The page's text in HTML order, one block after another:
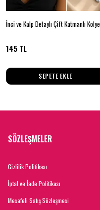
İnci ve Kalp Detaylı Çift Katmanlı Kolye
145 TL
SEPETE EKLE
SÖZLEŞMELER
Gizlilik Politikası
İptal ve İade Politikası
Mesafeli Satış Sözleşmesi